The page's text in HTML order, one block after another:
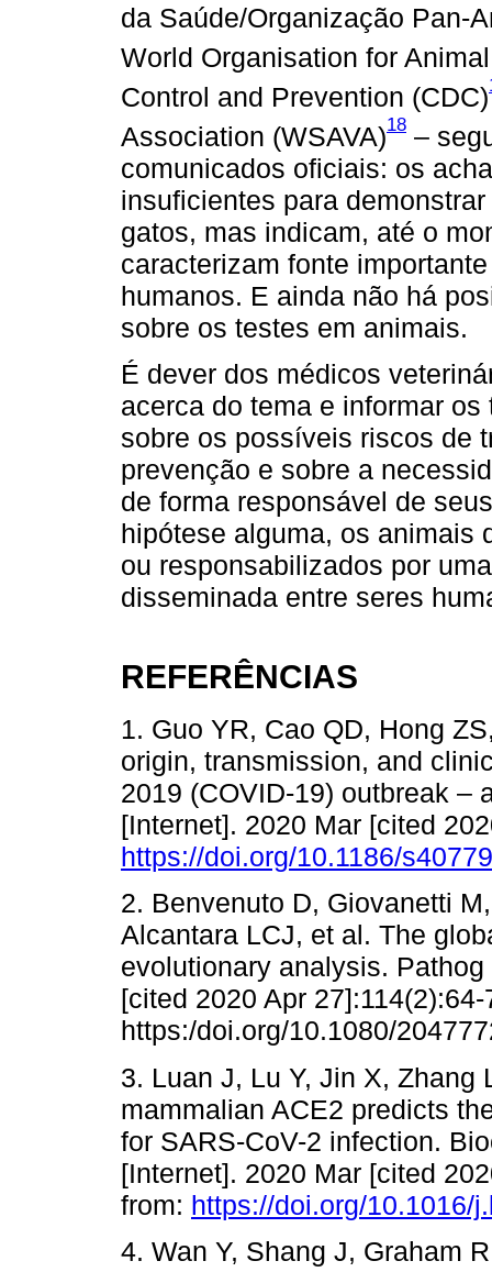
da Saúde/Organização Pan-
World Organisation for
Control and Prevention (CDC)
Association (WSAVA)18 –
comunicados oficiais: os
insuficientes para
gatos, mas indicam, até o
caracterizam fonte
humanos. E ainda não há
sobre os testes em animais.
É dever dos médicos
acerca do tema e informar
sobre os possíveis riscos de
prevenção e sobre a
de forma responsável de
hipótese alguma, os animais
ou responsabilizados por
disseminada entre seres
REFERÊNCIAS
1. Guo YR, Cao QD, Hong
origin, transmission, and
2019 (COVID-19) outbreak –
[Internet]. 2020 Mar [cited
https://doi.org/10.1186/
2. Benvenuto D, Giovanetti
Alcantara LCJ, et al. The
evolutionary analysis.
[cited 2020 Apr
https:/doi.org/10.1080/
3. Luan J, Lu Y, Jin X,
mammalian ACE2 predicts
for SARS-CoV-2 infection.
[Internet]. 2020 Mar [cited
from: https://doi.org/10.1016/
4. Wan Y, Shang J, Graham